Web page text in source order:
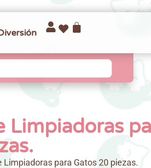
Limpiadoras
para Gatos 20 piezas.